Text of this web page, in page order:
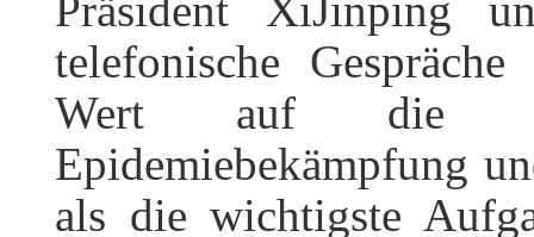
telefonische
Wert auf die
Epidemiebekämpfung
als die wichtigste